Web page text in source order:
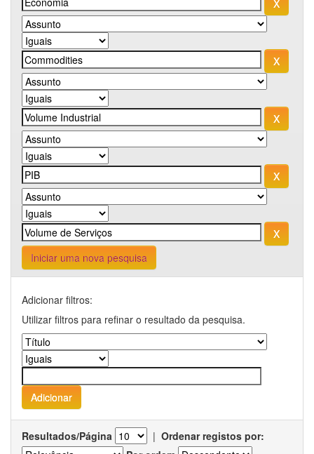
Iniciar uma nova pesquisa
Adicionar filtros:
Utilizar filtros para refinar o resultado da pesquisa.
Resultados/Página | Ordenar registos por: